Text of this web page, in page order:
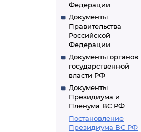
Федерации
Документы
Правительства
Российской
Федерации
Документы органов
государственной
власти РФ
Документы
Президиума и
Пленума ВС РФ
Постановление
Президиума ВС РФ